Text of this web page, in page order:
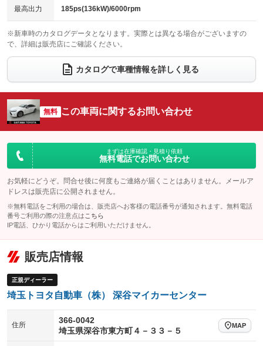
チップアップシート
：装備なし
：装備なし ：装備なし
ウォークスルー
：装備なし
電動リアゲート フロントカメラ
：装備なし
：装備なし ：装備あり
サイドカメラ
：装備なし ルーフレール
：装備なし
：装備なし
：装備なし
最高出力 185ps(136kW)/6000rpm
※新車時のカタログデータとなります。実際とは異なる場合がございますの
で、詳細は販売店にご確認ください。
カタログで車種情報を詳しく見る
無料 この車両に関するお問い合わせ
まずは在庫確認・見積り依頼
無料電話でお問い合わせ
お気軽にどうぞ。問合せ後に何度もご連絡が届くことはありません。メールア
ドレスは販売店に公開されません。
※無料電話をご利用の場合は、販売店へお客様の電話番号が通知されます。無料電話
番号ご利用の際の注意点は こちら
IP電話、ひかり電話からはご利用いただけません。
販売店情報
正規ディーラー
埼玉トヨタ自動車（株） 深谷マイカーセンター
住所
366-0042
埼玉県深谷市東方町４－３３－５
MAP